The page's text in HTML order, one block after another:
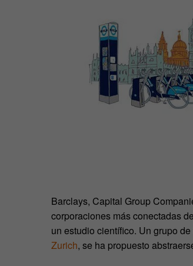
Barclays, Capital Group
corporaciones más conectadas
un estudio científico. Un grupo
Zurich, se ha propuesto